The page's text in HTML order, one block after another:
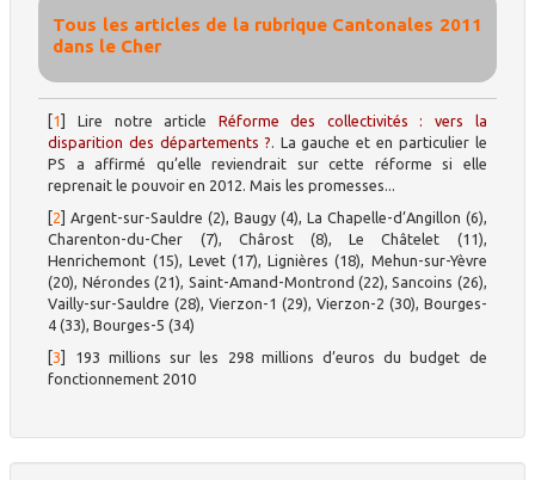
Tous les articles de la rubrique Cantonales 2011
dans le Cher
[1] Lire notre article Réforme des collectivités : vers la
disparition des départements ? . La gauche et en particulier le
PS a affirmé qu’elle reviendrait sur cette réforme si elle
reprenait le pouvoir en 2012. Mais les promesses...
[2] Argent-sur-Sauldre (2), Baugy (4), La Chapelle-d’Angillon (6),
Charenton-du-Cher (7), Chârost (8), Le Châtelet (11),
Henrichemont (15), Levet (17), Lignières (18), Mehun-sur-Yèvre
(20), Nérondes (21), Saint-Amand-Montrond (22), Sancoins (26),
Vailly-sur-Sauldre (28), Vierzon-1 (29), Vierzon-2 (30), Bourges-
4 (33), Bourges-5 (34)
[3] 193 millions sur les 298 millions d’euros du budget de
fonctionnement 2010